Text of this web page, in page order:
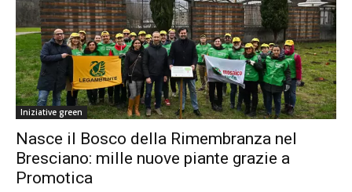
Iniziative green
Nasce il Bosco della Rimembranza nel
Bresciano: mille nuove piante grazie a
Promotica